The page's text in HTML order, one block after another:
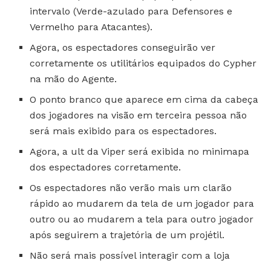
intervalo (Verde-azulado para Defensores e
Vermelho para Atacantes).
Agora, os espectadores conseguirão ver
corretamente os utilitários equipados do Cypher
na mão do Agente.
O ponto branco que aparece em cima da cabeça
dos jogadores na visão em terceira pessoa não
será mais exibido para os espectadores.
Agora, a ult da Viper será exibida no minimapa
dos espectadores corretamente.
Os espectadores não verão mais um clarão
rápido ao mudarem da tela de um jogador para
outro ou ao mudarem a tela para outro jogador
após seguirem a trajetória de um projétil.
Não será mais possível interagir com a loja